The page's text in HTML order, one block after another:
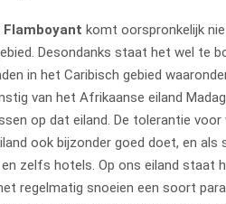
Flamboyant komt oorspronkelijk
Desondanks staat het wel te
in het Caribisch gebied
van het Afrikaanse eiland
op dat eiland. De tolerantie
ook bijzonder goed doet, en als
zelfs hotels. Op ons eiland staat
regelmatig snoeien een soort